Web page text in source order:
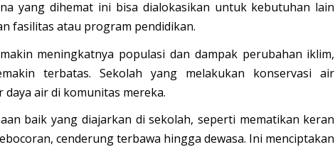
yang dihemat ini bisa dialokasikan untuk kebutuhan lain
fasilitas atau program pendidikan.
meningkatnya populasi dan dampak perubahan iklim,
terbatas. Sekolah yang melakukan konservasi air
air di komunitas mereka.
baik yang diajarkan di sekolah, seperti mematikan keran
cenderung terbawa hingga dewasa. Ini menciptakan